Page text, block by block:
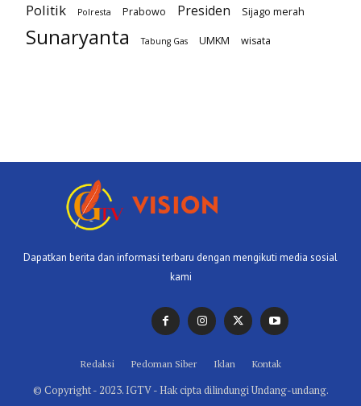
Politik
Polresta Prabowo Presiden Sijago merah
Sunaryanta Tabung Gas UMKM wisata
Dapatkan berita dan informasi terbaru dengan mengikuti media sosial
kami
Redaksi Pedoman Siber Iklan Kontak
© Copyright - 2023. IGTV - Hak cipta dilindungi Undang-undang.